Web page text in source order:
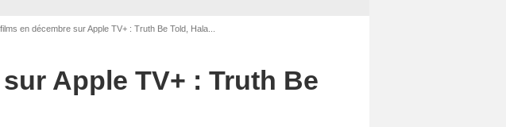
en décembre sur Apple TV+ : Truth Be Told, Hala...
Apple TV+ : Truth Be